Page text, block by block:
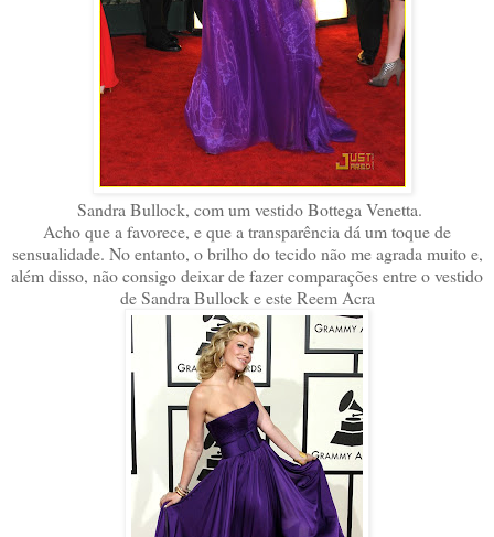
Sandra Bullock, com um vestidoBottega Venetta.
Acho que a favorece, e que a transparência dá um toque de
sensualidade. No entanto, o brilho do tecido não me agrada muito e,
além disso, não consigo deixar de fazer comparações entre o vestido
de Sandra Bullock e este Reem Acra